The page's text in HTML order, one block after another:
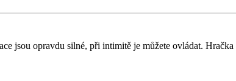
jsou opravdu silné, při intimitě je můžete ovládat.